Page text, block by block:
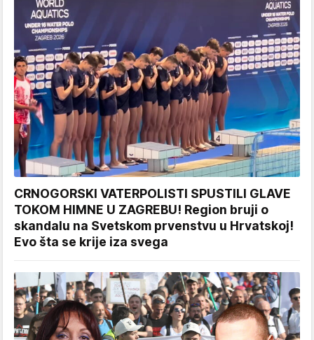
CRNOGORSKI VATERPOLISTI SPUSTILI GLAVE
TOKOM HIMNE U ZAGREBU! Region bruji o
skandalu na Svetskom prvenstvu u Hrvatskoj!
Evo šta se krije iza svega